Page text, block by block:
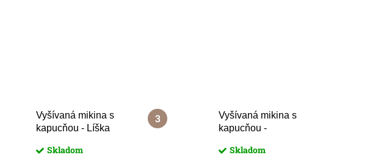
Vyšívaná mikina s
kapucňou - Líška
Skladom
Vyšívaná mikina s
kapucňou -
Skladom